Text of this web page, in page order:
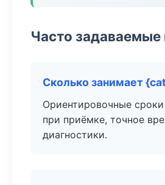
Часто
Сколько занимает
Ориентировочные
при приёмке, точное
диагностики.